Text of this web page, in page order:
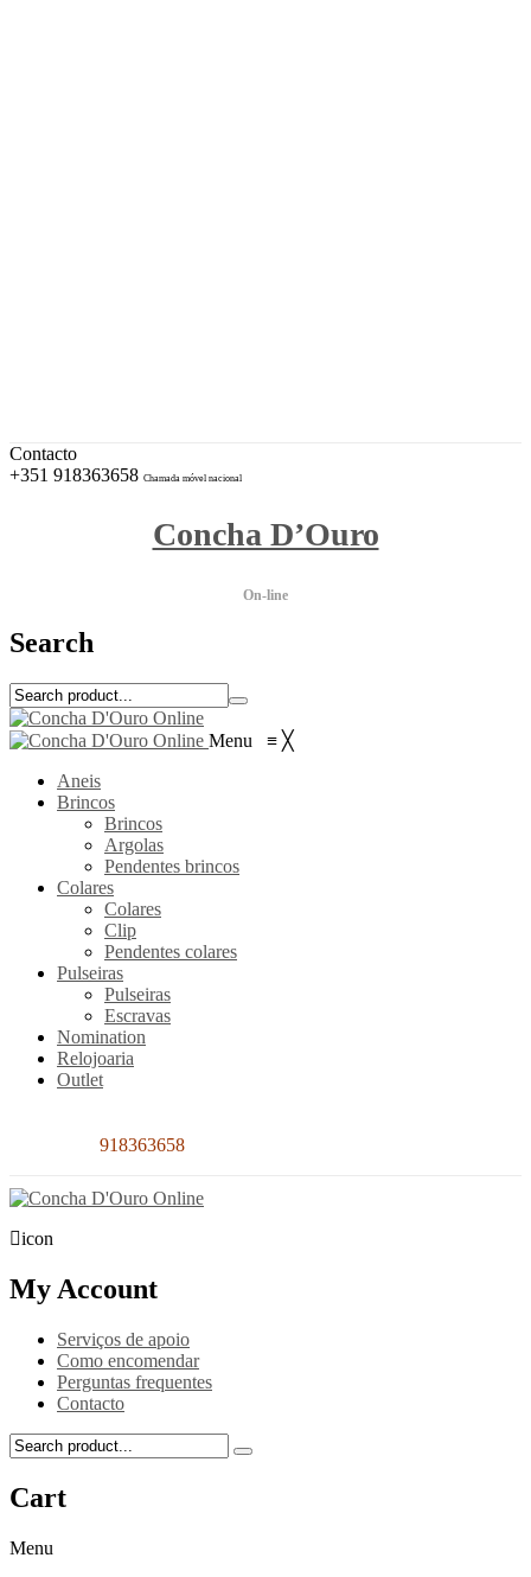
Contacto
+351 918363658 Chamada móvel nacional
Concha D’Ouro
On-line
Search
Menu ≡ ╳
Aneis
Brincos
Brincos
Argolas
Pendentes brincos
Colares
Colares
Clip
Pendentes colares
Pulseiras
Pulseiras
Escravas
Nomination
Relojoaria
Outlet
918363658
icon
My Account
Serviços de apoio
Como encomendar
Perguntas frequentes
Contacto
Cart
Menu